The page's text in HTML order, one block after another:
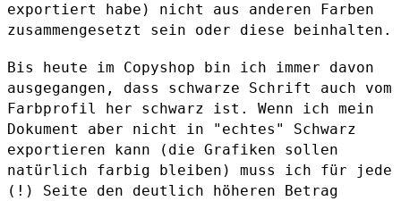
exportiert habe) nicht aus anderen Farben
zusammengesetzt sein oder diese beinhalten.
Bis heute im Copyshop bin ich immer davon
ausgegangen, dass schwarze Schrift auch vom
Farbprofil her schwarz ist. Wenn ich mein
Dokument aber nicht in "echtes" Schwarz
exportieren kann (die Grafiken sollen
natürlich farbig bleiben) muss ich für jede
(!) Seite den deutlich höheren Betrag